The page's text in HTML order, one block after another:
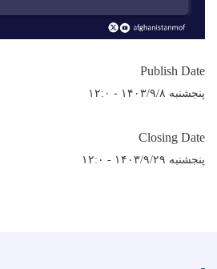
Publish Date
پنجشنبه ۱۴۰۳/۹/۸ - ۱۲:۰
Closing Date
پنجشنبه ۱۴۰۳/۹/۲۹ - ۱۲:۰